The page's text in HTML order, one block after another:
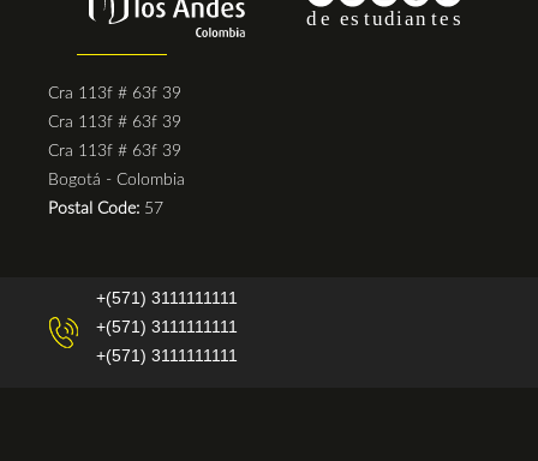
Cra 113f # 63f 39
Cra 113f # 63f 39
Cra 113f # 63f 39
Bogotá - Colombia
Postal Code: 57
+(571) 3111111111
+(571) 3111111111
+(571) 3111111111